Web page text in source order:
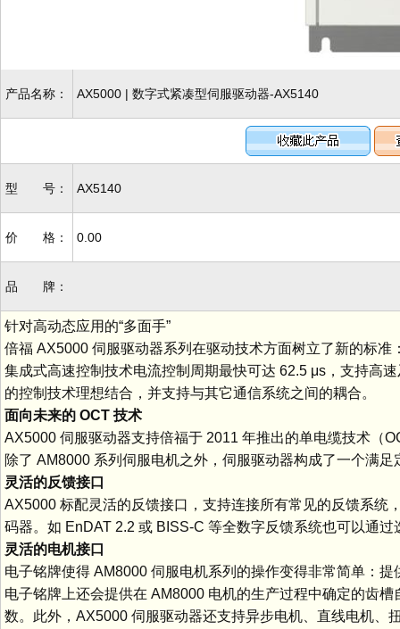
产品名称： AX5000 | 数字式紧凑型伺服驱动器-AX5140
型 号： AX5140
价 格： 0.00
品 牌：
针对高动态应用的“多面手”
倍福 AX5000 伺服驱动器系列在驱动技术方面树立了新的标
集成式高速控制技术电流控制周期最快可达 62.5 μs，支持高
的控制技术理想结合，并支持与其它通信系统之间的耦合。
面向未来的 OCT 技术
AX5000 伺服驱动器支持倍福于 2011 年推出的单电缆技术（
除了 AM8000 系列伺服电机之外，伺服驱动器构成了一个满
灵活的反馈接口
AX5000 标配灵活的反馈接口，支持连接所有常见的反馈系统
码器。如 EnDAT 2.2 或 BISS-C 等全数字反馈系统也可以通过
灵活的电机接口
电子铭牌使得 AM8000 伺服电机系列的操作变得非常简单：
电子铭牌上还会提供在 AM8000 电机的生产过程中确定的齿
数。此外，AX5000 伺服驱动器还支持异步电机、直线电机